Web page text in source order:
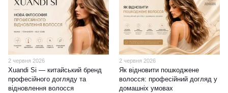
2 червня 2026
Xuandi Si — китайський бренд
професійного догляду та
відновлення волосся
2 червня 2026
Як відновити пошкоджене
волосся: професійний догляд у
домашніх умовах